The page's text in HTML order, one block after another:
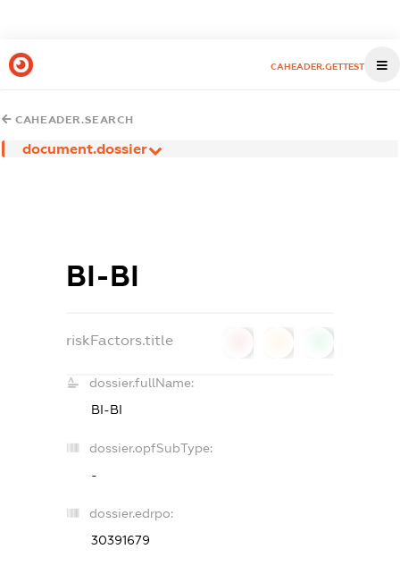
CAHEADER.GETTEST
CAHEADER.SEARCH
document.dossier
ВІ-ВІ
riskFactors.title
dossier.fullName:
ВІ-ВІ
dossier.opfSubType:
-
dossier.edrpo:
30391679